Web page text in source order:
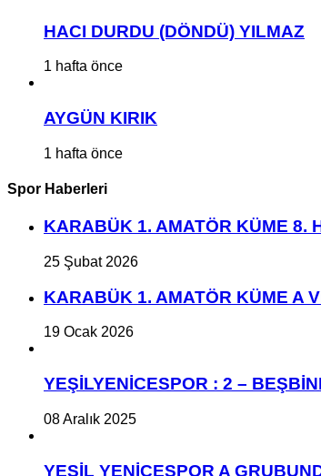
HACI DURDU (DÖNDÜ) YILMAZ
1 hafta önce
AYGÜN KIRIK
1 hafta önce
Spor Haberleri
KARABÜK 1. AMATÖR KÜME 8.
25 Şubat 2026
KARABÜK 1. AMATÖR KÜME A
19 Ocak 2026
YEŞİLYENİCESPOR : 2 –
08 Aralık 2025
YEŞİL YENİCESPOR A